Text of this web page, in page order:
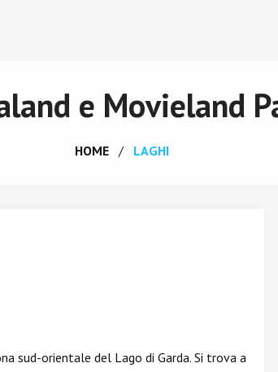
e Movieland
HOME LAGHI
sud-orientale del Lago di Garda. Si trova a